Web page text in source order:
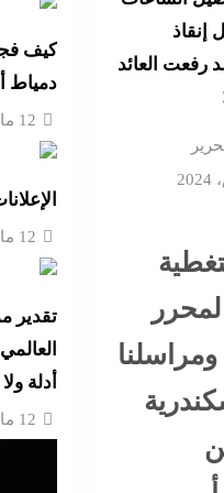
في الثانوية
يسطر: تمنيت لو لم
بالكونفدرالية
تشعل سباق التسلح بعد
فتيل الحرب
أوكراني على
إنقاذ
رفعت العائد
كيف
دمياط
12 مارس، 2024
12 مارس، 2024
تقدير
أدلة
12 مارس، 2024